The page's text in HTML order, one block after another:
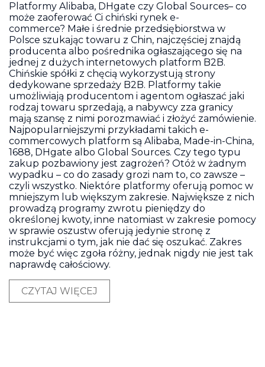
Platformy Alibaba, DHgate czy Global Sources– co
może zaoferować Ci chiński rynek e-
commerce? Małe i średnie przedsiębiorstwa w
Polsce szukając towaru z Chin, najczęściej znajdą
producenta albo pośrednika ogłaszającego się na
jednej z dużych internetowych platform B2B.
Chińskie spółki z chęcią wykorzystują strony
dedykowane sprzedaży B2B. Platformy takie
umożliwiają producentom i agentom ogłaszać jaki
rodzaj towaru sprzedają, a nabywcy zza granicy
mają szansę z nimi porozmawiać i złożyć zamówienie.
Najpopularniejszymi przykładami takich e-
commercowych platform są Alibaba, Made-in-China,
1688, DHgate albo Global Sources. Czy tego typu
zakup pozbawiony jest zagrożeń? Otóż w żadnym
wypadku – co do zasady grozi nam to, co zawsze –
czyli wszystko. Niektóre platformy oferują pomoc w
mniejszym lub większym zakresie. Największe z nich
prowadzą programy zwrotu pieniędzy do
określonej kwoty, inne natomiast w zakresie pomocy
w sprawie oszustw oferują jedynie stronę z
instrukcjami o tym, jak nie dać się oszukać. Zakres
może być więc zgoła różny, jednak nigdy nie jest tak
naprawdę całościowy.
CZYTAJ WIĘCEJ